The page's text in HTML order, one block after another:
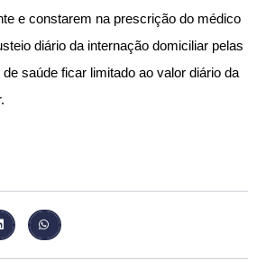
e constarem na prescrição do médico
diário da internação domiciliar pelas
saúde ficar limitado ao valor diário da